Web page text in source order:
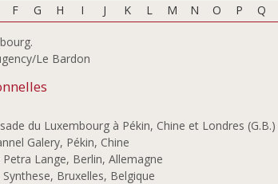
F G H I J K L M N O P Q
Le Bardon
du Luxembourg à Pékin, Chine et Londres (G.B.)
Galery, Pékin, Chine
Petra Lange, Berlin, Allemagne
Synthese, Bruxelles, Belgique